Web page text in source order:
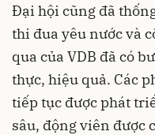
Đại hội cũng đã
thi đua yêu nước và
qua của VDB đã có
thực, hiệu quả. Các
tiếp tục được phát
sâu, động viên được